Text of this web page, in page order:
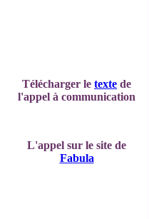
Télécharger le texte de
l'appel à communication
L'appel sur le site de
Fabula